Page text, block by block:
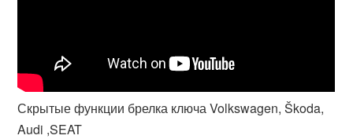
Скрытые функции брелка ключа Volkswagen, Škoda,
Audi ,SEAT